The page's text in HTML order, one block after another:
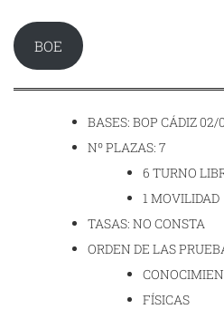
BOE
BASES: BOP CÁDIZ
Nº PLAZAS: 7
6 TURNO
1 MOVILIDAD
TASAS: NO CONSTA
ORDEN DE LAS
FÍSICAS